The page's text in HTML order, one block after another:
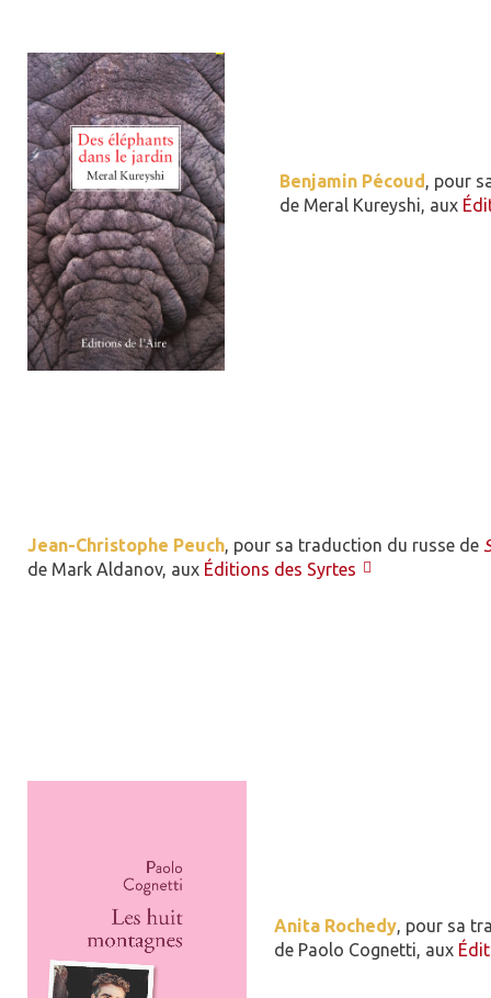
Benjamin Pécoud, pour
de Meral Kureyshi, aux
Jean-Christophe Peuch, pour sa traduction du russe de
de Mark Aldanov, aux Éditions des Syrtes
Anita Rochedy, pour sa
de Paolo Cognetti, aux